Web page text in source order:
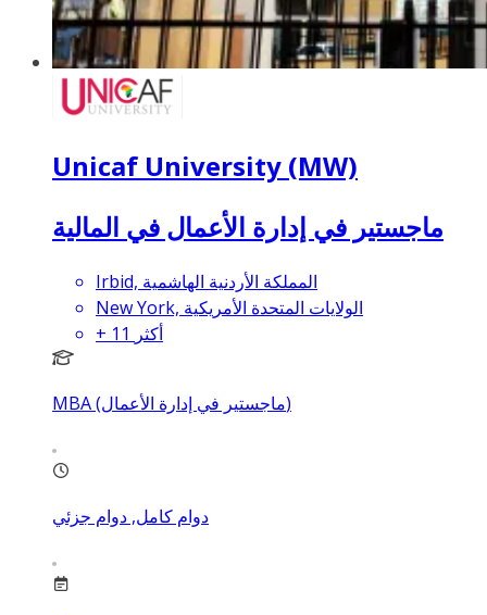
Unicaf University (MW)
ماجستير في إدارة الأعمال في المالية
Irbid, المملكة الأردنية الهاشمية
New York, الولايات المتحدة الأمريكية
+ 11 أكثر
MBA (ماجستير في إدارة الأعمال)
دوام كامل, دوام جزئي